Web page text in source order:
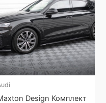
Design Комплект